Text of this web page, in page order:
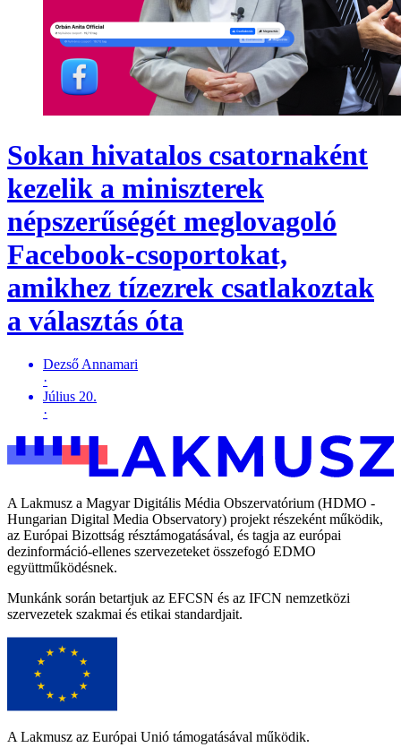
Sokan hivatalos csatornaként
kezelik a miniszterek
népszerűségét meglovagoló
Facebook-csoportokat,
amikhez tízezrek csatlakoztak
a választás óta
Dezső Annamari
·
Július 20.
·
A Lakmusz a Magyar Digitális Média Obszervatórium (HDMO -
Hungarian Digital Media Observatory) projekt részeként működik,
az Európai Bizottság résztámogatásával, és tagja az európai
dezinformáció-ellenes szervezeteket összefogó EDMO
együttműködésnek.
Munkánk során betartjuk az EFCSN és az IFCN nemzetközi
szervezetek szakmai és etikai standardjait.
A Lakmusz az Európai Unió támogatásával működik.